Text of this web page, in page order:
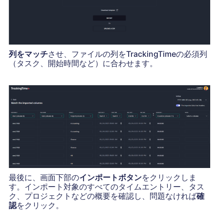
列をマッチさせ、ファイルの列をTrackingTimeの必須列
（タスク、開始時間など）に合わせます。
最後に、画面下部のインポートボタンをクリックしま
す。インポート対象のすべてのタイムエントリー、タス
ク、プロジェクトなどの概要を確認し、問題なければ確
認をクリック。